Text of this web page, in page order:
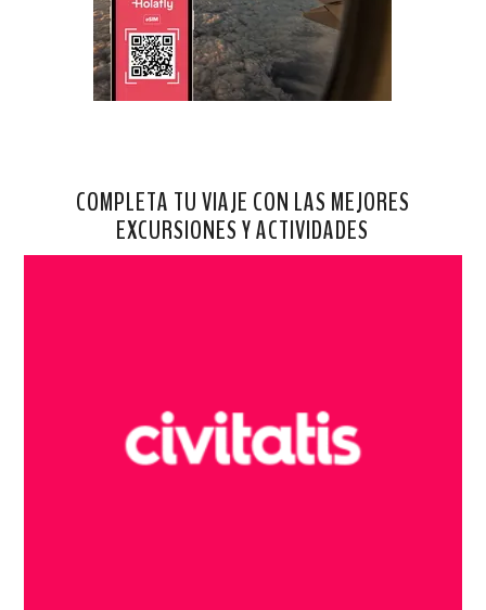
COMPLETA TU VIAJE CON LAS MEJORES
EXCURSIONES Y ACTIVIDADES